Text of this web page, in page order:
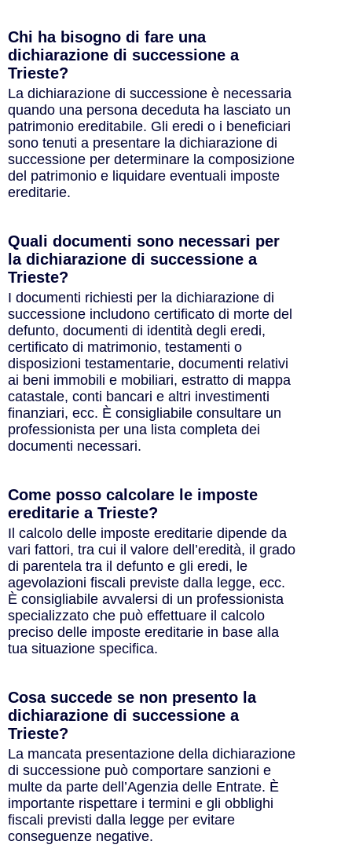
Chi ha bisogno di fare una
dichiarazione di successione a
Trieste?
La dichiarazione di successione è necessaria
quando una persona deceduta ha lasciato un
patrimonio ereditabile. Gli eredi o i beneficiari
sono tenuti a presentare la dichiarazione di
successione per determinare la composizione
del patrimonio e liquidare eventuali imposte
ereditarie.
Quali documenti sono necessari per
la dichiarazione di successione a
Trieste?
I documenti richiesti per la dichiarazione di
successione includono certificato di morte del
defunto, documenti di identità degli eredi,
certificato di matrimonio, testamenti o
disposizioni testamentarie, documenti relativi
ai beni immobili e mobiliari, estratto di mappa
catastale, conti bancari e altri investimenti
finanziari, ecc. È consigliabile consultare un
professionista per una lista completa dei
documenti necessari.
Come posso calcolare le imposte
ereditarie a Trieste?
Il calcolo delle imposte ereditarie dipende da
vari fattori, tra cui il valore dell’eredità, il grado
di parentela tra il defunto e gli eredi, le
agevolazioni fiscali previste dalla legge, ecc.
È consigliabile avvalersi di un professionista
specializzato che può effettuare il calcolo
preciso delle imposte ereditarie in base alla
tua situazione specifica.
Cosa succede se non presento la
dichiarazione di successione a
Trieste?
La mancata presentazione della dichiarazione
di successione può comportare sanzioni e
multe da parte dell’Agenzia delle Entrate. È
importante rispettare i termini e gli obblighi
fiscali previsti dalla legge per evitare
conseguenze negative.